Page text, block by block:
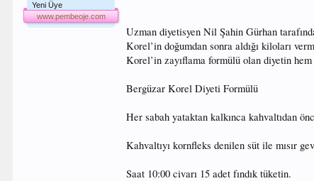
Yeni Üye
www.pembeoje.com
Uzman diyetisyen Nil Şahin Gürhan
Korel’in doğumdan sonra aldığı kiloları
Korel’in zayıflama formülü olan diyetin
Bergüzar Korel Diyeti Formülü
Her sabah yataktan kalkınca kahvaltıdan
Kahvaltıyı kornfleks denilen süt ile mısır
Saat 10:00 civarı 15 adet fındık tüketin.